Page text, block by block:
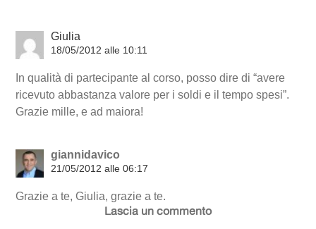
Giulia
18/05/2012 alle 10:11
In qualità di partecipante al corso, posso dire di “avere
ricevuto abbastanza valore per i soldi e il tempo spesi”.
Grazie mille, e ad maiora!
giannidavico
21/05/2012 alle 06:17
Grazie a te, Giulia, grazie a te.
Lascia un commento